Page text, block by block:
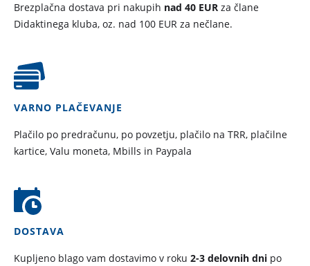
Brezplačna dostava pri nakupih nad 40 EUR za člane
Didaktinega kluba, oz. nad 100 EUR za nečlane.
VARNO PLAČEVANJE
Plačilo po predračunu, po povzetju, plačilo na TRR, plačilne
kartice, Valu moneta, Mbills in Paypala
DOSTAVA
Kupljeno blago vam dostavimo v roku 2-3 delovnih dni po